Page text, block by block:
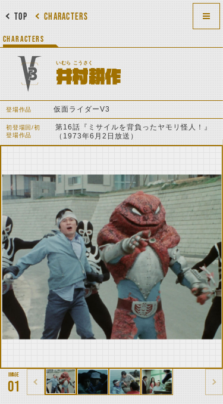
CHARACTERS
TOP
CHARACTERS
いむら こうさく
井村耕作
登場作品 仮面ライダーV3
初登場回/初
登場作品
第16話『ミサイルを背負ったヤモリ怪人！』
（1973年6月2日放送）
01